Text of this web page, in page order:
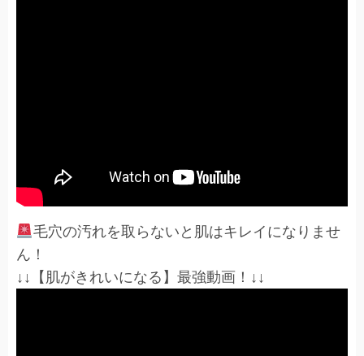
毛穴の汚れを取らないと肌はキレイになりませ
ん！
↓↓【肌がきれいになる】最強動画！↓↓